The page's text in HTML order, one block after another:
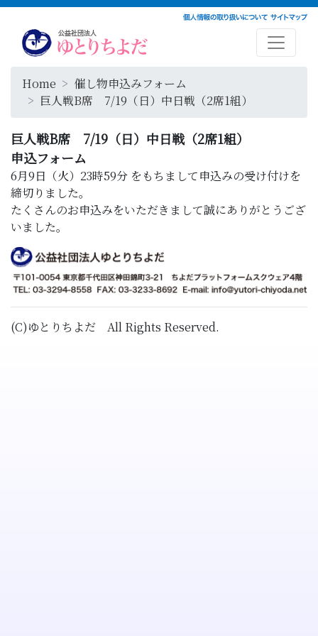
Home
催し物申込みフォーム
巨人戦B席 7/19（日）中日戦（2席1組）
巨人戦B席 7/19（日）中日戦（2席1組）
申込フォーム
6月9日（火）23時59分 をもちまして申込みの受け付けを
締切りました。
たくさんのお申込みをいただきまして誠にありがとうござ
いました。
(C)ゆとりちよだ All Rights Reserved.